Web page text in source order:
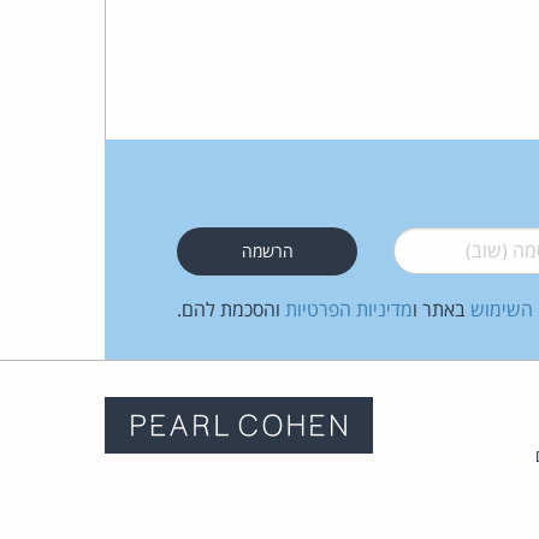
(שוב)*
השימוש באתר ומדיניות הפרטיות והסכמת להם.